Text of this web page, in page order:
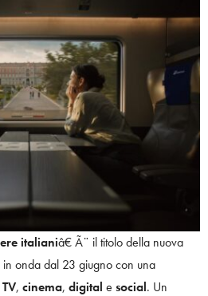
italianiâ€ Ã¨ il titolo della nuova
in onda dal 23 giugno con una
TV, cinema, digital e social. Un